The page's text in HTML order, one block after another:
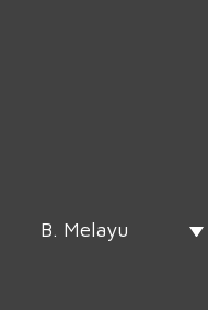
B. Melayu